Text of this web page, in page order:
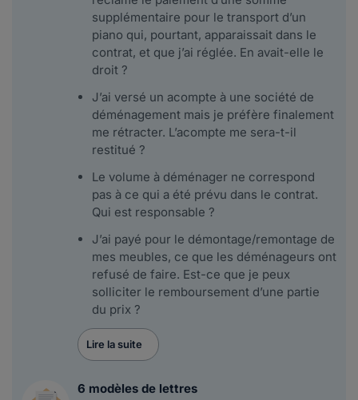
supplémentaire pour le transport d’un
piano qui, pourtant, apparaissait dans le
contrat, et que j’ai réglée. En avait-elle le
droit ?
J’ai versé un acompte à une société de
déménagement mais je préfère finalement
me rétracter. L’acompte me sera-t-il
restitué ?
Le volume à déménager ne correspond
pas à ce qui a été prévu dans le contrat.
Qui est responsable ?
J’ai payé pour le démontage/remontage de
mes meubles, ce que les déménageurs ont
refusé de faire. Est-ce que je peux
solliciter le remboursement d’une partie
du prix ?
Lire la suite
6 modèles de lettres